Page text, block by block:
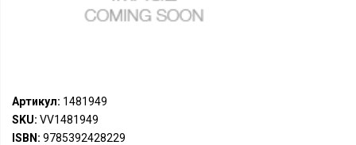
Артикул: 1481949
SKU: VV1481949
ISBN: 9785392428229